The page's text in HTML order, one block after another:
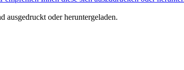
ausgedruckt oder heruntergeladen.